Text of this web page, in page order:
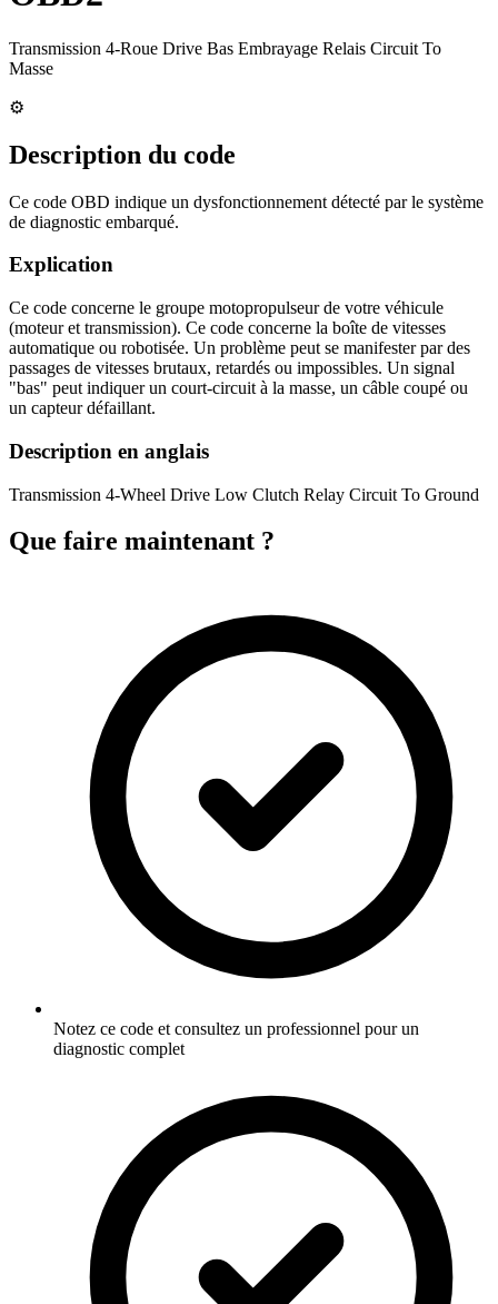
Transmission 4-Roue Drive Bas Embrayage Relais Circuit To
Masse
⚙️
Description du code
Ce code OBD indique un dysfonctionnement détecté par le système
de diagnostic embarqué.
Explication
Ce code concerne le groupe motopropulseur de votre véhicule
(moteur et transmission). Ce code concerne la boîte de vitesses
automatique ou robotisée. Un problème peut se manifester par des
passages de vitesses brutaux, retardés ou impossibles. Un signal
"bas" peut indiquer un court-circuit à la masse, un câble coupé ou
un capteur défaillant.
Description en anglais
Transmission 4-Wheel Drive Low Clutch Relay Circuit To Ground
Que faire maintenant ?
Notez ce code et consultez un professionnel pour un
diagnostic complet